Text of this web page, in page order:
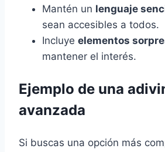
Mantén un lenguaje
sean accesibles a todos.
Incluye elementos
mantener el interés.
Ejemplo de una
avanzada
Si buscas una opción más